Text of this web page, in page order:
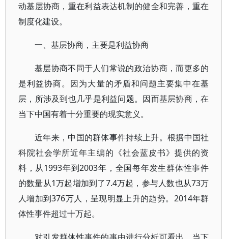
动基层协商，重在利益表达机制的健全和完善，重在
制度化建设。
一、基层协商，主要是利益协商
基层协商不同于人们常说的政治协商，而更多的
是利益协商。因为大量的矛盾和问题主要集中在基
层，所涉及到也几乎是利益问题。因而基层协商，在
当下中国有着十分重要的现实意义。
近年来，中国的群体事件持续上升。根据中国社
科院社会学所近年主编的《社会蓝皮书》提供的资
料，从1993年到2003年，全国每年发生群体性事件
的数量从1万起增加到了7.4万起，参与人数也从73万
人增加到376万人，呈现明显上升的趋势。2014年群
体性事件超过十万起。